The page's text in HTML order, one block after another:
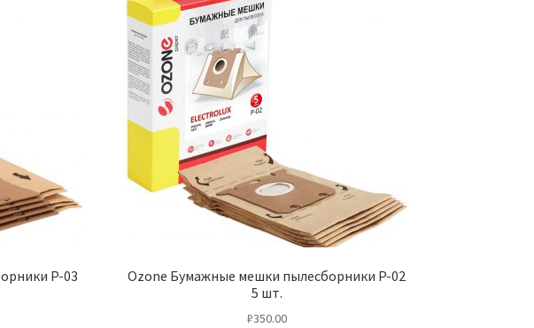
P-03
Ozone Бумажные мешки пылесборники P-02
5 шт.
₽350.00